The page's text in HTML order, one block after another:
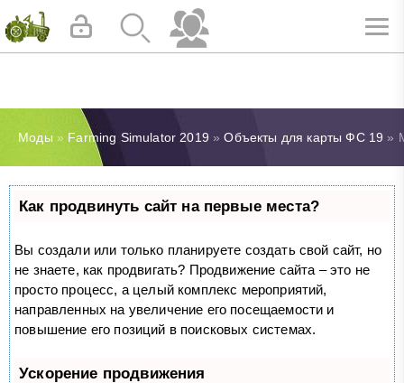
Моды » Farming Simulator 2019 »Объекты для карты ФС 19 »
Как продвинуть сайт на первые места?
Вы создали или только планируете создать свой сайт, но
не знаете, как продвигать? Продвижение сайта – это не
просто процесс, а целый комплекс мероприятий,
направленных на увеличение его посещаемости и
повышение его позиций в поисковых системах.
Ускорение продвижения